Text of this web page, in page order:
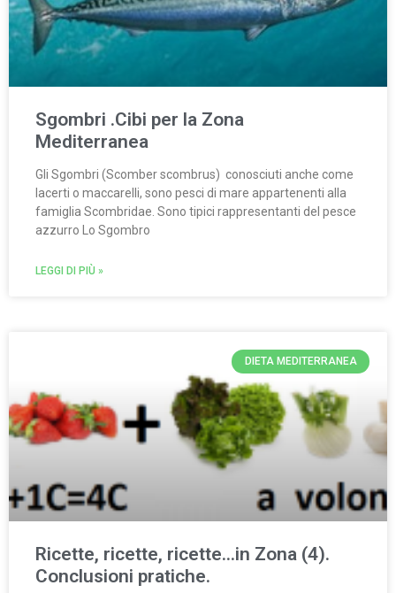
Sgombri .Cibi per la Zona
Mediterranea
Gli Sgombri (Scomber scombrus) conosciuti anche come
lacerti o maccarelli, sono pesci di mare appartenenti alla
famiglia Scombridae. Sono tipici rappresentanti del pesce
azzurro Lo Sgombro
LEGGI DI PIÙ »
DIETA MEDITERRANEA
Ricette, ricette, ricette…in Zona (4).
Conclusioni pratiche.